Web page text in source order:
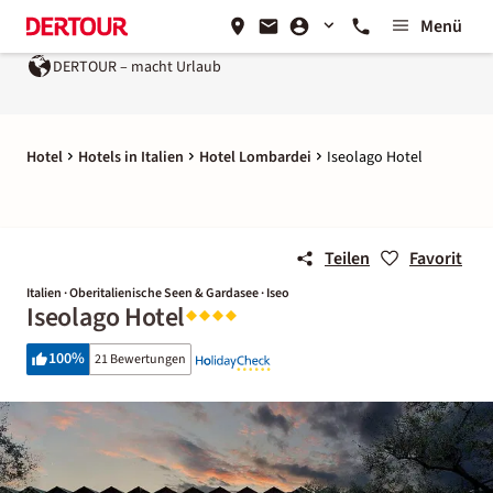
Menü
– macht Urlaub Ein Unternehmen der
Hotel Hotels in Italien Hotel Lombardei Iseolago Hotel
Teilen Favorit
Italien · Oberitalienische Seen & Gardasee · Iseo
Iseolago Hotel
100% 21 Bewertungen